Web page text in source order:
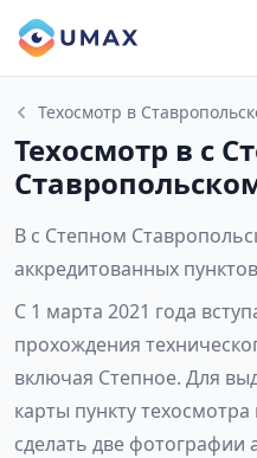
Техосмотр в
Техосмотр в с
В с Степном
аккредитованных
С 1 марта 2021 года
прохождения
включая Степное. Для
карты пункту
сделать две фотографии